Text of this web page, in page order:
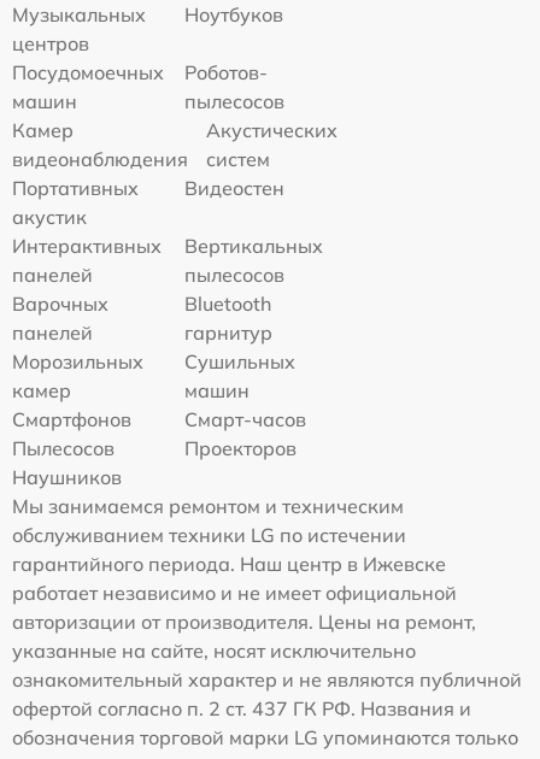
Музыкальных
центров
Ноутбуков
Посудомоечных
машин
Роботов-
пылесосов
Камер
видеонаблюдения
Акустических
систем
Портативных
акустик
Видеостен
Интерактивных
панелей
Вертикальных
пылесосов
Варочных
панелей
Bluetooth
гарнитур
Морозильных
камер
Сушильных
машин
Смартфонов
Смарт-часов
Пылесосов
Проекторов
Наушников
Мы занимаемся ремонтом и техническим
обслуживанием техники LG по истечении
гарантийного периода. Наш центр в Ижевске
работает независимо и не имеет официальной
авторизации от производителя. Цены на ремонт,
указанные на сайте, носят исключительно
ознакомительный характер и не являются публичной
офертой согласно п. 2 ст. 437 ГК РФ. Названия и
обозначения торговой марки LG упоминаются только